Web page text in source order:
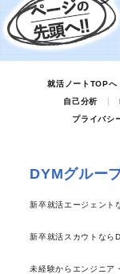
就活ノートTOPへ
自己分析
プライバシ
DYMグルー
新卒就活エージェント
新卒就活スカウトなら
未経験からエンジニア